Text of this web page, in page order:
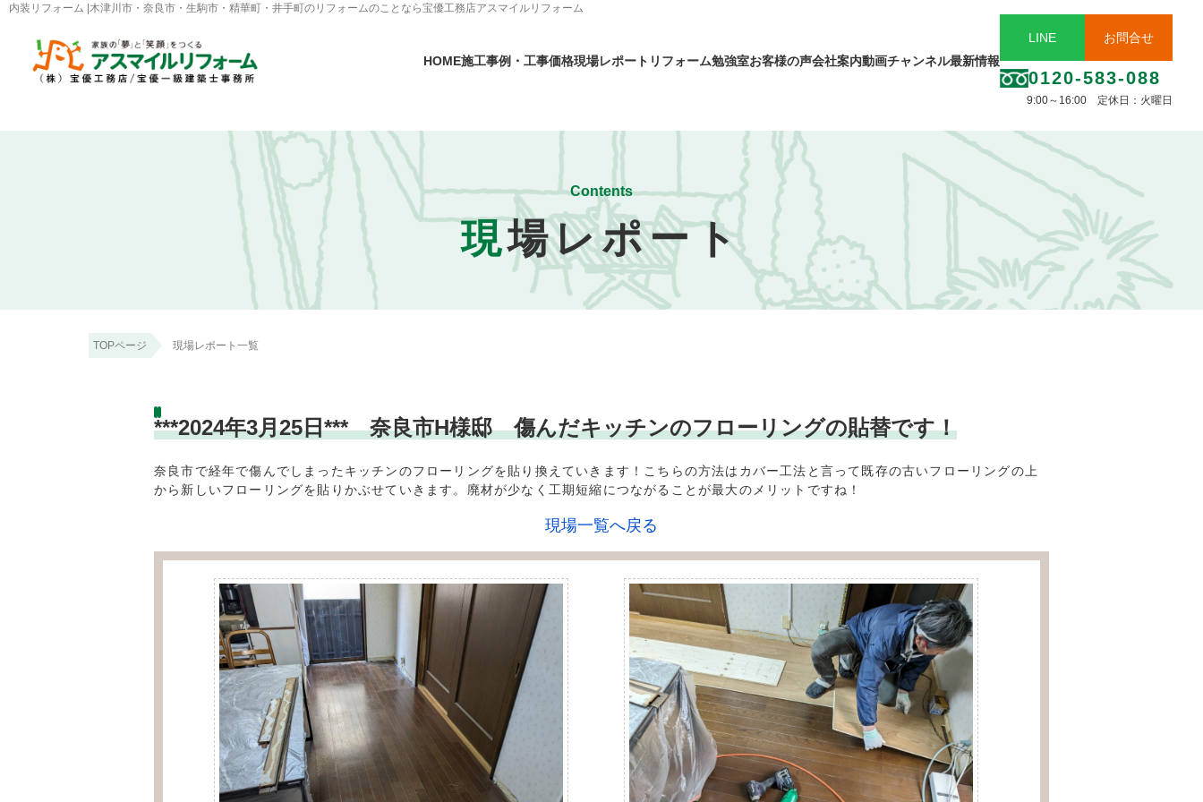
内装リフォーム |木津川市・奈良市・生駒市・精華町・井手町のリフォームのことなら宝優工務店アスマイルリフォーム
HOME施工事例・工事価格現場レポート リフォーム勉強室お客様の声会社案内動画チャンネル最新情報
LINE お問合せ
0120-583-088
9:00～16:00 定休日：火曜日
Contents
現場レポート
TOPページ 現場レポート一覧
***2024年3月25日*** 奈良市H様邸 傷んだキッチンのフローリングの貼替です！
奈良市で経年で傷んでしまったキッチンのフローリングを貼り換えていきます！こちらの方法はカバー工法と言って既存の古いフローリングの上
から新しいフローリングを貼りかぶせていきます。廃材が少なく工期短縮につながることが最大のメリットですね！
現場一覧へ戻る